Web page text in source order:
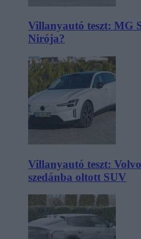
Villanyautó teszt: MG
Nirója?
Villanyautó teszt:
szedánba oltott SUV